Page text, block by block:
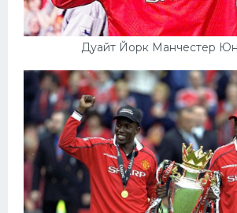
Дуайт Йорк Манчестер